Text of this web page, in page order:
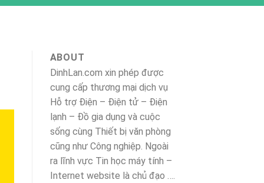
ABOUT
DinhLan.com xin phép được
cung cấp thương mại dịch vụ
Hỗ trợ Điện – Điện tử – Điện
lạnh – Đồ gia dụng và cuộc
sống cùng Thiết bị văn phòng
cũng như Công nghiệp. Ngoài
ra lĩnh vực Tin học máy tính –
Internet website là chủ đạo ….